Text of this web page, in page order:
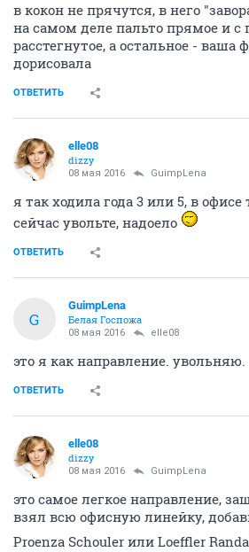
в кокон не прячутся, в него
на самом деле пальто прямое и с
расстегнутое, а остальное - ваша
дорисовала
ОТВЕТИТЬ
elle08
dizzy
08 мая 2016 GuimpLena
я так ходила года 3 или 5, в
сейчас увольте, надоело
ОТВЕТИТЬ
G
GuimpLena
Белая Госпожа
08 мая 2016 elle08
это я как направление. увольняю.
ОТВЕТИТЬ
elle08
dizzy
08 мая 2016 GuimpLena
это самое легкое направление,
взял всю офисную линейку,
Proenza Schouler или Loeffler